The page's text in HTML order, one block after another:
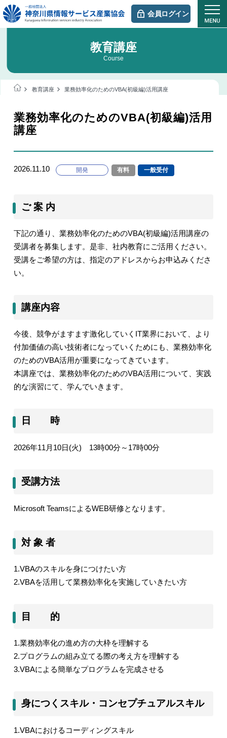
会員ログイン
教育講座
Course
教育講座 業務効率化のためのVBA(初級編)活用講座
業務効率化のためのVBA(初級編)活用
講座
2026.11.10 開発 有料 一般受付
ご 案 内
下記の通り、 業務効率化のためのVBA(初級編)活用講座の
受講者を募集します。是非、社内教育にご活用ください。
受講をご希望の方は、指定のアドレスからお申込みくださ
い。
講座内容
今後、競争がますます激化していく IT業界において、より
付加価値の高い技術者になっていくためにも、業務効率化
のためのVBA活用が重要になってきています。
本講座では、業務効率化のためのVBA活用について、実践
的な演習にて、学んでいきます。
日 時
2026年11 月 10日(火) 13時00分～ 17時00分
受講方法
Microsoft TeamsによるWEB研修となります。
対 象 者
1.VBAのスキルを身につけたい方
2.VBAを活用して業務効率化を実施していきたい方
目 的
1.業務効率化の進め方の大枠を理解する
2.プログラムの組み立てる際の考え方を理解する
3.VBAによる簡単なプログラムを完成させる
身につくスキル・コンセプチュアルスキル
1.VBAにおけるコーディングスキル